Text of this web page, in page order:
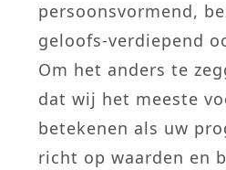
persoonsvormend,
geloofs-verdiepend
Om het anders te
dat wij het meeste
betekenen als uw
richt op waarden en